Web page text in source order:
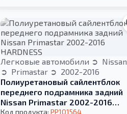
Легковые автомобили
Nissan
Primastar
2002-2016
Полиуретановый сайлентблок
переднего подрамника задний
Nissan Primastar 2002-2016
Код продукта: PP101564